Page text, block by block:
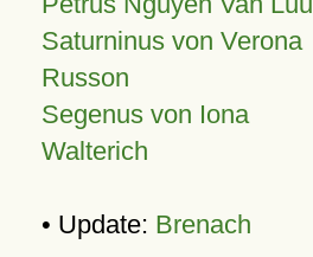
Saturninus von Verona
Russon
Segenus von Iona
Walterich
• Update: Brenach